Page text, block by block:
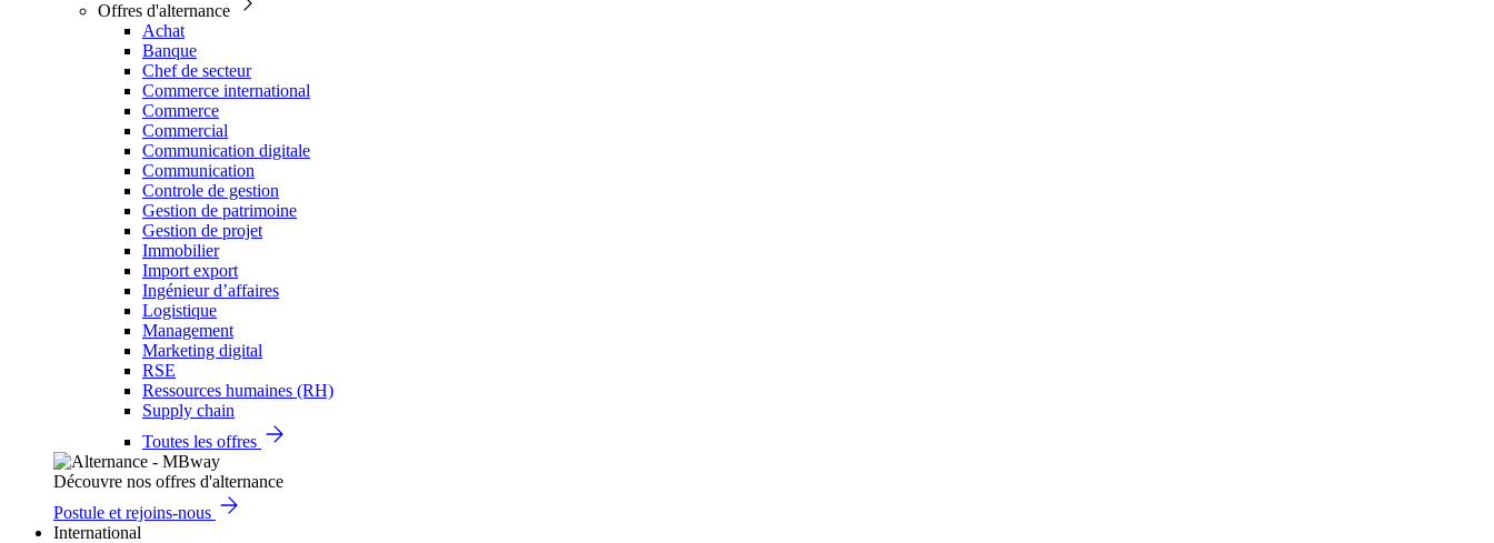
Offres d'alternance
Achat
Banque
Chef de secteur
Commerce international
Commerce
Commercial
Communication digitale
Communication
Controle de gestion
Gestion de patrimoine
Gestion de projet
Immobilier
Import export
Ingénieur d’affaires
Logistique
Management
Marketing digital
RSE
Ressources humaines (RH)
Supply chain
Toutes les offres
Découvre nos offres d'alternance
Postule et rejoins-nous
International